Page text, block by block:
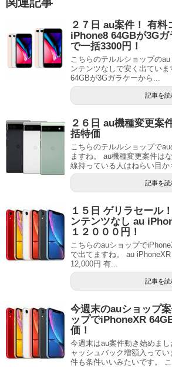
２７日 au案件！ 有料
iPhone8 64GBが3G
で一括3300円！
こちらのテルルショップの
ンテンツなしで安く出てい
64GBが3Gガラケーから...
記事を読
２６日 au機種変更案
括特価
こちらのテルルショップで
ますね。 au機種変更案件は
線持っている人はねらい目
記事を読
１５日 ゲリラセール
ンテンツなし au
１２０００円！
こちらのauショップで
で出てますね。 au
12,000円 有...
記事を読
今週末のauショップ
ップでiPhoneXR
価！
今週末はau案件動き始めま
ャッシュバック増額入って
件も条件いいみたいです。